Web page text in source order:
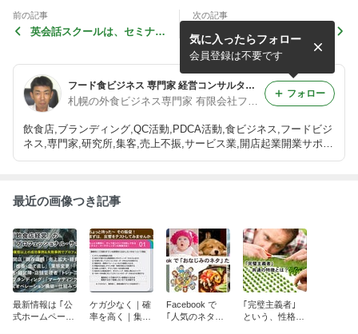
前の記事
英会話スクールは、セミナー
しい｣
次の記事
継続して ｢WEBページが更
新され続ける｣ … 外部を活
用する方法 … おすすめで
す！
フード食ビジネス 専門家 経営コンサルタント 飲食店 活性化 プロデュース 太田耕平 札幌 北海道 ファインド ブログ
飲食店,ブランディング,QC活動,PDCA活動,食ビジネス,フードビジ
ネス,専門家,研究所,集客,売上不振,サービス業,開店起業開業サポー
ト,人事制度改革,ファインド,札幌,太田耕平,札幌,北海道 コンサル
気に入ったらフォロー
会員登録は不要です
フォロー
最近の画像つき記事
最新情報は ｢公
式ホームページ
ケガ少なく｜確
率を高く｜集客
Facebook で
｢人気のネタた
｢完璧主義者｣
という、性格の